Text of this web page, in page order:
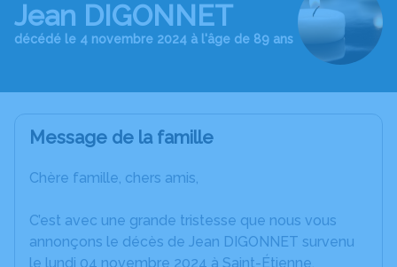
Jean DIGONNET
décédé le 4 novembre 2024 à l'âge de 89 ans
Message de la famille
Chère famille, chers amis,
C’est avec une grande tristesse que nous vous
annonçons le décès de Jean DIGONNET survenu
le lundi 04 novembre 2024 à Saint-Étienne.